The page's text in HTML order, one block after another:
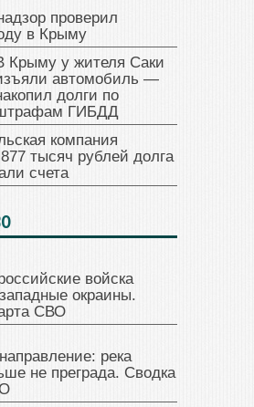
проверил
в Крыму
Крыму у жителя Саки
автомобиль —
долги по
ГИБДД
компания
тысяч рублей долга
счета
войска
окраины.
СВО
река
не преграда. Сводка